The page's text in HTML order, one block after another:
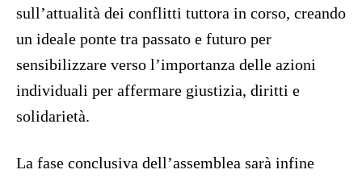
sull’attualità dei conflitti tuttora in corso, creando
un ideale ponte tra passato e futuro per
sensibilizzare verso l’importanza delle azioni
individuali per affermare giustizia, diritti e
solidarietà.
La fase conclusiva dell’assemblea sarà infine